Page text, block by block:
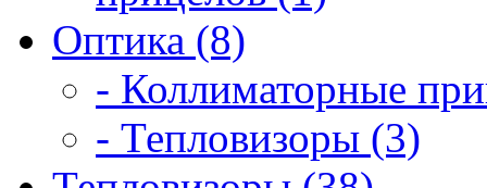
Оптика (8)
- Коллиматорные
- Тепловизоры (3)